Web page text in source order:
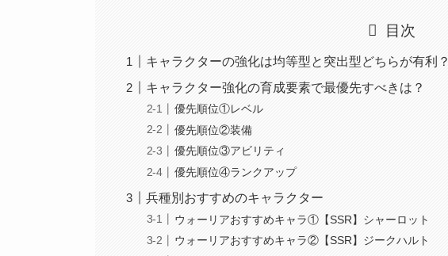
目次
キャラクターの強化は均等型と突出型どちらが有利？
キャラクター強化の育成要素で最優先すべきは？
優先順位①レベル
優先順位②装備
優先順位③アビリティ
優先順位④ランクアップ
兵種別おすすめのキャラクター
ウォーリアおすすめキャラ①【SSR】シャーロット
ウォーリアおすすめキャラ②【SSR】ジークハルト